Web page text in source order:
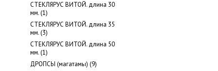
СТЕКЛЯРУС ВИТОЙ. длина 30
мм. (1)
СТЕКЛЯРУС ВИТОЙ. длина 35
мм. (3)
СТЕКЛЯРУС ВИТОЙ. длина 50
мм. (1)
ДРОПСЫ (магатамы) (9)